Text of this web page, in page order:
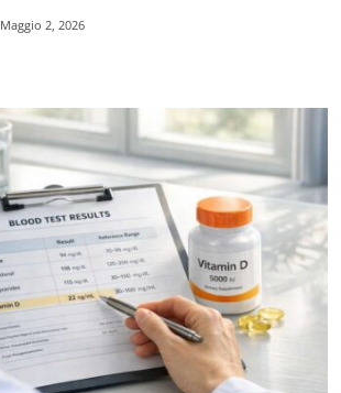
Maggio 2, 2026